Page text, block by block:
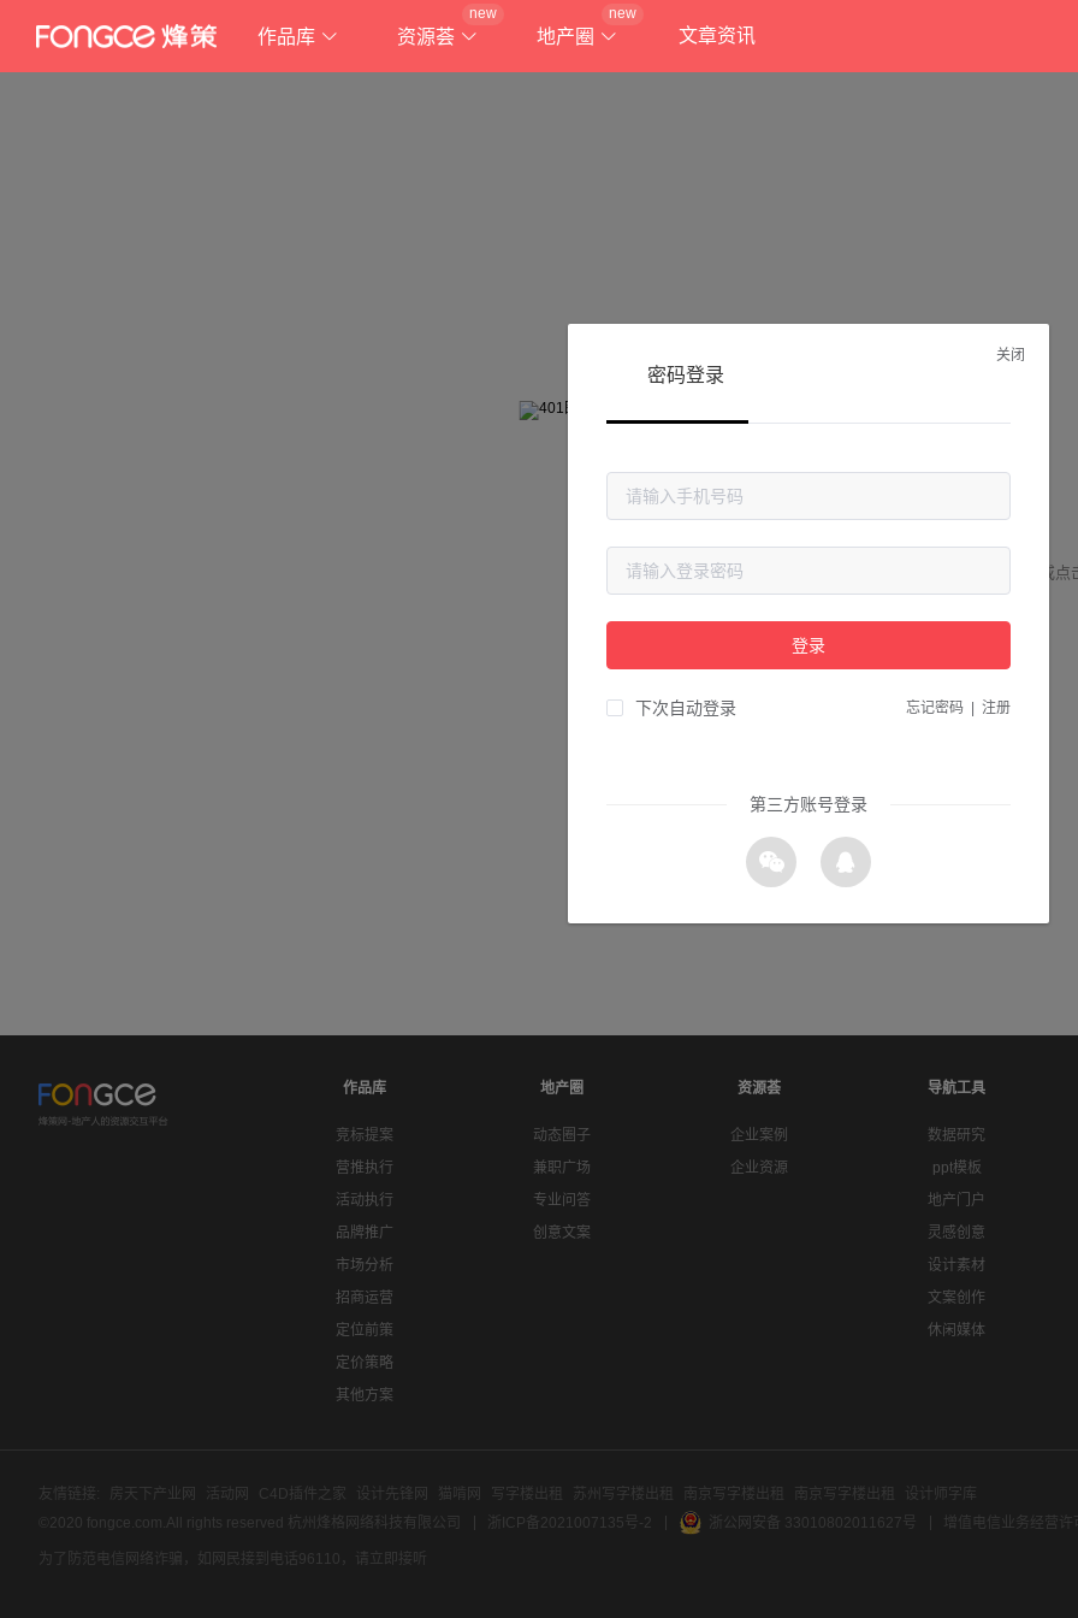
作品库 资源荟
new
地产圈
new
文章资讯
抱歉!
请检查您输入的网址是否正确，或点
作品库
竞标提案
营推执行
活动执行
品牌推广
市场分析
招商运营
定位前策
定价策略
其他方案
地产圈
动态圈子
兼职广场
专业问答
创意文案
资源荟
企业案例
企业资源
导航工具
数据研究
ppt模板
地产门户
灵感创意
设计素材
文案创作
休闲媒体
友情链接: 房天下产业网 活动网 C4D插件之家 设计先锋网 猫啃网 写字楼出租 苏州写字楼出租 南京写字楼出租 南京写字楼出租
设计师字库
©2020 fongce.com.All rights reserved 杭州烽格网络科技有限公司
浙ICP备2021007135号-2 浙公网安备 33010802011627号 增值电信业务经营
为了防范电信网络诈骗，如网民接到电话96110，请立即接听
关闭
密码登录
登录
下次自动登录 忘记密码 注册
第三方账号登录